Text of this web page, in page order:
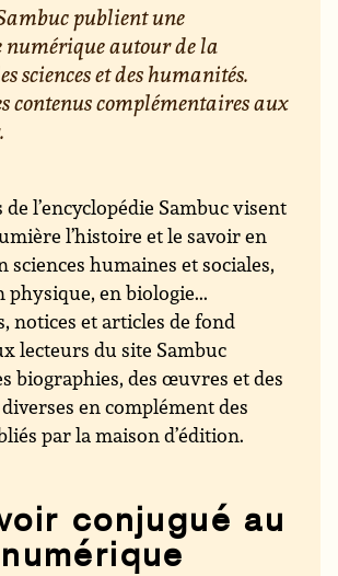
publient une
numérique autour de la
sciences et des humanités.
contenus complémentaires aux
de l’encyclopédie Sambuc visent
l’histoire et le savoir en
humaines et sociales,
physique, en biologie...
notices et articles de fond
lecteurs du site Sambuc
biographies, des œuvres et des
en complément des
par la maison d’édition.
conjugué au
numérique